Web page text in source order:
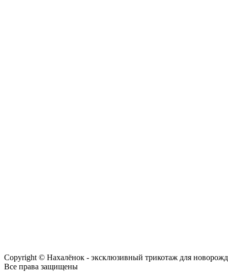
Copyright © Нахалёнок - эксклюзивный трикотаж для
Все права защищены